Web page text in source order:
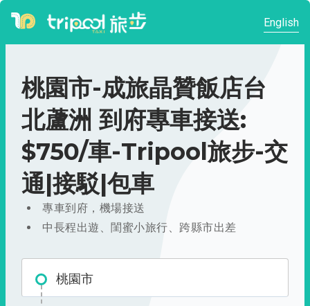
English
桃園市-成旅晶贊飯店台
北蘆洲 到府專車接送:
$750/車-Tripool旅步-交
通|接駁|包車
專車到府，機場接送
中長程出遊、閨蜜小旅行、跨縣市出差
桃園市